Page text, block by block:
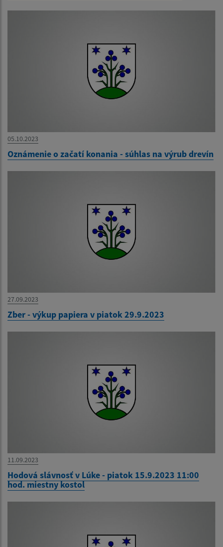
05.10.2023
Oznámenie o začatí konania - súhlas na výrub drevín
27.09.2023
Zber - výkup papiera v piatok 29.9.2023
11.09.2023
Hodová slávnosť v Lúke - piatok 15.9.2023 11:00
hod. miestny kostol